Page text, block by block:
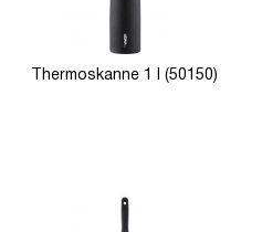
Thermoskanne 1 l (50150)